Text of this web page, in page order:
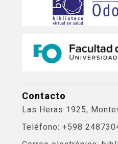
Contacto
Las Heras 1925,
Teléfono: +598